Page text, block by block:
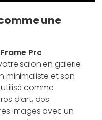
une
Pro
salon en galerie
minimaliste et son
utilisé comme
d’art, des
images avec un